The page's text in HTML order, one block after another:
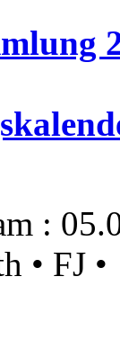
:
• FJ •